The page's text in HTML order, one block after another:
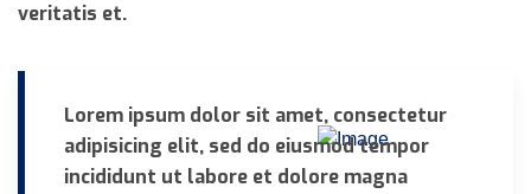
veritatis et.
Lorem ipsum dolor sit amet, consectetur
adipisicing elit, sed do eiusmod tempor
incididunt ut labore et dolore magna